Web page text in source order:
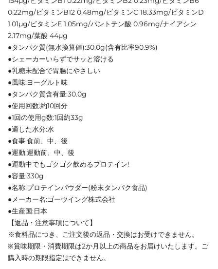
0.22mg/ビタミンB12 0.48mg/ビタミンC 18.33mg/ビタミンD
1.01μg/ビタミンE 1.05mg/パントテン酸 0.96mg/ナイアシン
2.17mg/葉酸 44μg
●タンパク質(無水換算値):30.0g(含有比率90.9%)
●シェーカーいらずでサッと溶ける
●乳糖未配合で胃腸にやさしい
●風味:ヨーグルト味
●タンパク質含有量:30.0g
●使用回数:約10回分
●1回の使用g数:1回約33g
●適した水分:水
●食事:食前、中、後
●運動:運動前、中、後
●運動中でもゴクゴク飲めるプロテイン!
●容量:330g
●名称:プロテインパウダー(粉末タンパク食品)
●メーカー名:ゴーウイング株式会社
●生産国:日本
【返品・注意事項について】
※食料品につき、ご注文後の返品・交換はお受けできません。
※賞味期限・消費期限は2か月以上の商品をお届けいたします。ご
購入時の期限指定はできません。